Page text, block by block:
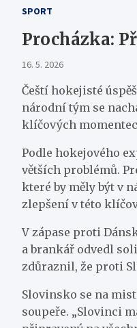
SPORT
Procházka:
16. 5. 2026
Čeští hokejisté
národní tým se
klíčových
Podle hokejového
větších problémů.
které by měly být v
zlepšení v této
V zápase proti
a brankář odvedl
zdůraznil, že proti
Slovinsko se na
soupeře. „Slovinci